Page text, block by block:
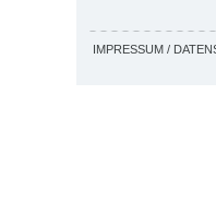
IMPRESSUM /